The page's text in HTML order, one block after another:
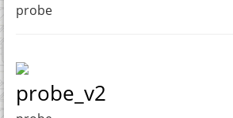
probe
probe_v2